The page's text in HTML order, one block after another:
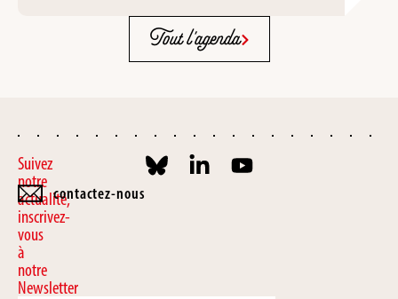
Tout l'agenda
Suivez
notre
actualité,
inscrivez-
vous
à
notre
Newsletter
contactez-nous